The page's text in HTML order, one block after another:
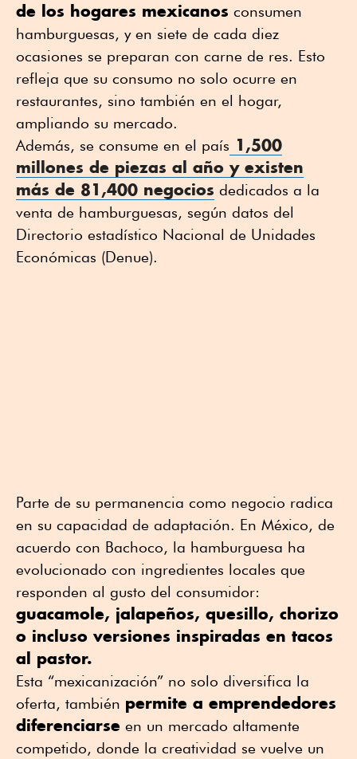
de los hogares mexicanos consumen
hamburguesas, y en siete de cada diez
ocasiones se preparan con carne de res. Esto
refleja que su consumo no solo ocurre en
restaurantes, sino también en el hogar,
ampliando su mercado.
Además, se consume en el país 1,500
millones de piezas al año y existen
más de 81,400 negocios dedicados a la
venta de hamburguesas, según datos del
Directorio estadístico Nacional de Unidades
Económicas (Denue).
Parte de su permanencia como negocio radica
en su capacidad de adaptación. En México, de
acuerdo con Bachoco, la hamburguesa ha
evolucionado con ingredientes locales que
responden al gusto del consumidor:
guacamole, jalapeños, quesillo, chorizo
o incluso versiones inspiradas en tacos
al pastor.
Esta “mexicanización” no solo diversifica la
oferta, también permite a emprendedores
diferenciarse en un mercado altamente
competido, donde la creatividad se vuelve un